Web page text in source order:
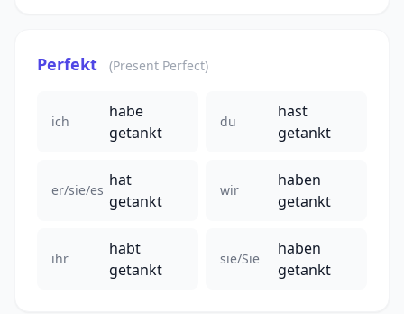
Perfekt (Present Perfect)
ich
habe
getankt
du
hast
getankt
er/sie/es
hat
getankt
wir
haben
getankt
ihr
habt
getankt
sie/Sie
haben
getankt